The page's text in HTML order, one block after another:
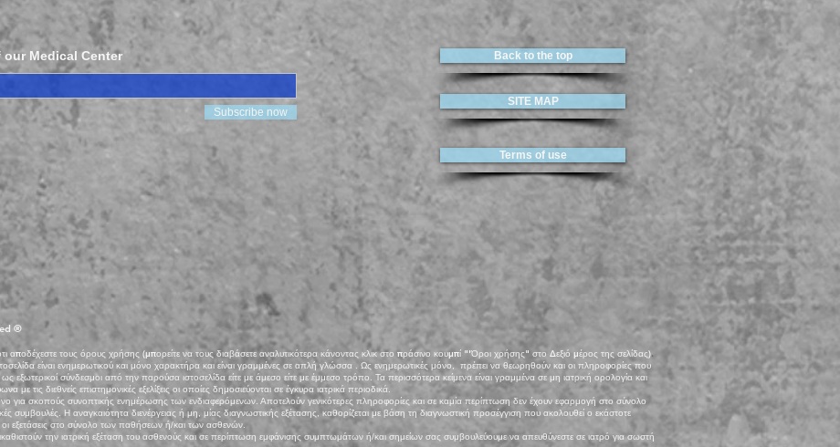
Terms of use
SITE MAP
Back to the top
Medical Center
Subscribe now
®
αποδέχεστε τους όρους χρήσης (μπορείτε να τους διαβάσετε αναλυτικότερα κάνοντας κλικ στο πράσινο κουμπί "'Όροι χρήσης" στο Δεξιό μέρος της σελίδας).
είναι ενημερωτικού και μόνο χαρακτήρα και είναι γραμμένες σε απλή γλώσσα . Ως ενημερωτικές μόνο, πρέπει να θεωρηθούν και οι πληροφορίες που
εξωτερικοί σύνδεσμοι από την παρούσα ιστοσελίδα είτε με άμεσο είτε με έμμεσο τρόπο. Τα περισσότερα κείμενα είναι γραμμένα σε μη ιατρική ορολογία και
τις διεθνείς επιστημονικές εξελίξεις οι οποίες δημοσιεύονται σε έγκυρα ιατρικά περιοδικά.
για σκοπούς συνοπτικής ενημέρωσης των ενδιαφερόμενων. Αποτελούν γενικότερες πληροφορίες και σε καμία περίπτωση δεν έχουν εφαρμογή στο σύνολο
Η αναγκαιότητα διενέργειας ή μη, μίας διαγνωστικής εξέτασης, καθορίζεται με βάση τη διαγνωστική προσέγγιση που ακολουθεί ο εκάστοτε
εξετάσεις στο σύνολο των παθήσεων ή/και των ασθενών.
την ιατρική εξέταση του ασθενούς και σε περίπτωση εμφάνισης συμπτωμάτων ή/και σημείων σας συμβουλεύουμε να απευθύνεστε σε ιατρό για σωστή